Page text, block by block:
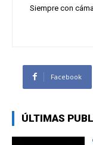
Siempre con
Facebook
ÚLTIMAS